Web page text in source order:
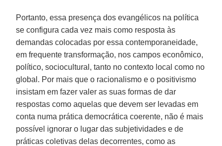
Portanto, essa presença dos evangélicos na política
se configura cada vez mais como resposta às
demandas colocadas por essa contemporaneidade,
em frequente transformação, nos campos econômico,
político, sociocultural, tanto no contexto local como no
global. Por mais que o racionalismo e o positivismo
insistam em fazer valer as suas formas de dar
respostas como aquelas que devem ser levadas em
conta numa prática democrática coerente, não é mais
possível ignorar o lugar das subjetividades e de
práticas coletivas delas decorrentes, como as